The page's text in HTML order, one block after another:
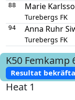
88 Marie
Turebergs FK
94 Anna Ruhr
Turebergs FK
K50 Femkamp
Resultat
Heat 1